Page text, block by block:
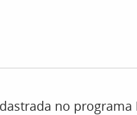
no programa